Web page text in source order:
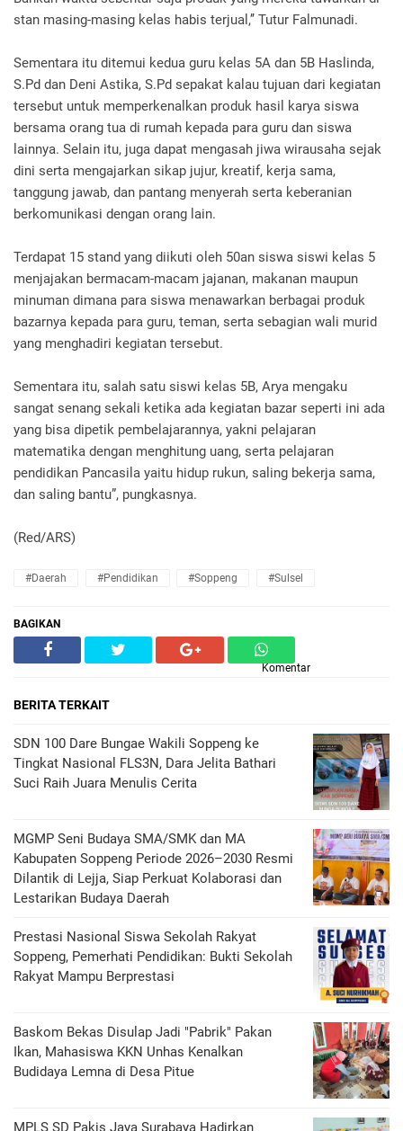
stan masing-masing kelas habis terjual,’’ Tutur Falmunadi.
Sementara itu ditemui kedua guru kelas 5A dan 5B Haslinda,
S.Pd dan Deni Astika, S.Pd sepakat kalau tujuan dari kegiatan
tersebut untuk memperkenalkan produk hasil karya siswa
bersama orang tua di rumah kepada para guru dan siswa
lainnya. Selain itu, juga dapat mengasah jiwa wirausaha sejak
dini serta mengajarkan sikap jujur, kreatif, kerja sama,
tanggung jawab, dan pantang menyerah serta keberanian
berkomunikasi dengan orang lain.
Terdapat 15 stand yang diikuti oleh 50an siswa siswi kelas 5
menjajakan bermacam-macam jajanan, makanan maupun
minuman dimana para siswa menawarkan berbagai produk
bazarnya kepada para guru, teman, serta sebagian wali murid
yang menghadiri kegiatan tersebut.
Sementara itu, salah satu siswi kelas 5B, Arya mengaku
sangat senang sekali ketika ada kegiatan bazar seperti ini ada
yang bisa dipetik pembelajarannya, yakni pelajaran
matematika dengan menghitung uang, serta pelajaran
pendidikan Pancasila yaitu hidup rukun, saling bekerja sama,
dan saling bantu”, pungkasnya.
(Red/ARS)
#Daerah #Pendidikan #Soppeng #Sulsel
BAGIKAN
Komentar
BERITA TERKAIT
SDN 100 Dare Bungae Wakili Soppeng ke
Tingkat Nasional FLS3N, Dara Jelita Bathari
Suci Raih Juara Menulis Cerita
MGMP Seni Budaya SMA/SMK dan MA
Kabupaten Soppeng Periode 2026–2030 Resmi
Dilantik di Lejja, Siap Perkuat Kolaborasi dan
Lestarikan Budaya Daerah
Prestasi Nasional Siswa Sekolah Rakyat
Soppeng, Pemerhati Pendidikan: Bukti Sekolah
Rakyat Mampu Berprestasi
Baskom Bekas Disulap Jadi "Pabrik" Pakan
Ikan, Mahasiswa KKN Unhas Kenalkan
Budidaya Lemna di Desa Pitue
MPLS SD Pakis Jaya Surabaya Hadirkan